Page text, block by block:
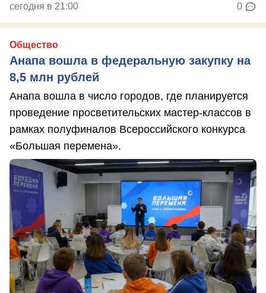
сегодня в 21:00 0
Общество
Анапа вошла в федеральную закупку на
8,5 млн рублей
Анапа вошла в число городов, где планируется
проведение просветительских мастер-классов в
рамках полуфиналов Всероссийского конкурса
«Большая перемена».